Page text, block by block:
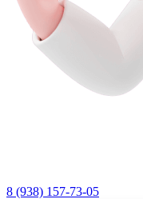
8 (938) 157-73-05